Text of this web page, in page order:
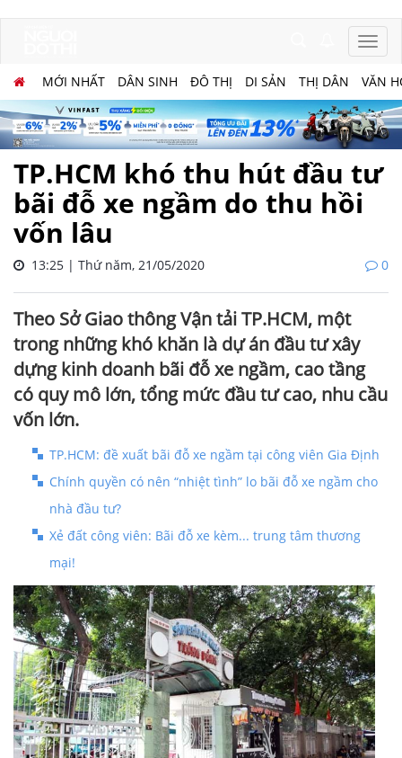
MỚI NHẤT DÂN SINH ĐÔ THỊ DI SẢN THỊ DÂN VĂN
TP.HCM khó thu hút đầu tư
bãi đỗ xe ngầm do thu hồi
vốn lâu
13:25 | Thứ năm, 21/05/2020 0
Theo Sở Giao thông Vận tải TP.HCM, một
trong những khó khăn là dự án đầu tư xây
dựng kinh doanh bãi đỗ xe ngầm, cao tầng
có quy mô lớn, tổng mức đầu tư cao, nhu cầu
vốn lớn.
TP.HCM: đề xuất bãi đỗ xe ngầm tại công viên Gia Định
Chính quyền có nên “nhiệt tình” lo bãi đỗ xe ngầm cho
nhà đầu tư?
Xẻ đất công viên: Bãi đỗ xe kèm... trung tâm thương
mại!